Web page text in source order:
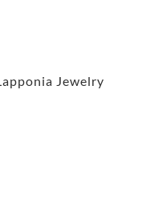
Jewelry